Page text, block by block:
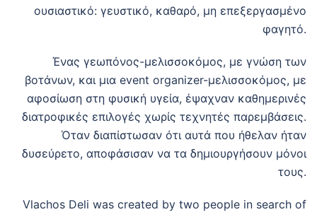
ουσιαστικό: γευστικό, καθαρό, μη επεξεργασμένο
φαγητό.
Ένας γεωπόνος-μελισσοκόμος, με γνώση των
βοτάνων, και μια event organizer-μελισσοκόμος, με
αφοσίωση στη φυσική υγεία, έψαχναν καθημερινές
διατροφικές επιλογές χωρίς τεχνητές παρεμβάσεις.
Όταν διαπίστωσαν ότι αυτά που ήθελαν ήταν
δυσεύρετο, αποφάσισαν να τα δημιουργήσουν μόνοι
τους.
Vlachos Deli was created by two people in search of